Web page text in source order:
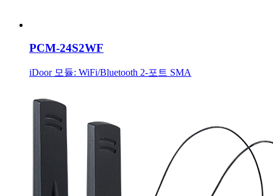
PCM-24S2WF
iDoor 모듈: WiFi/Bluetooth 2-포트 SMA